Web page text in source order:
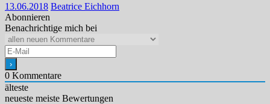
13.06.2018 Beatrice Eichhorn
Abonnieren
Benachrichtige mich bei
0 Kommentare
älteste
neueste meiste Bewertungen